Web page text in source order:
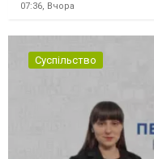
07:36, Вчора
Суспільство